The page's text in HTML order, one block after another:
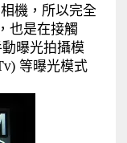
機，所以完全
也是在接觸
曝光拍攝模
等曝光模式